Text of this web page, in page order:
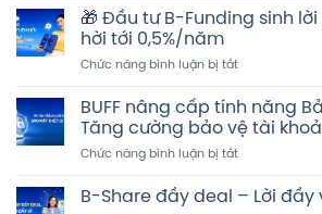
Funding/B-
Share
–
Hoàn
tiền
hời
phần
làm
sản
đảm
là
gì?
Vì
nhiều
🎁 Đầu tư B-Funding sinh
hời tới 0,5%/năm
Chức năng bình luận bị tắtở
Đầu
tư
B-
Funding
lời
BUFF nâng cấp tính năng
Tăng cường bảo vệ tài
Chức năng bình luận bị tắtở
nâng
B-Share đầy deal – Lời đầy